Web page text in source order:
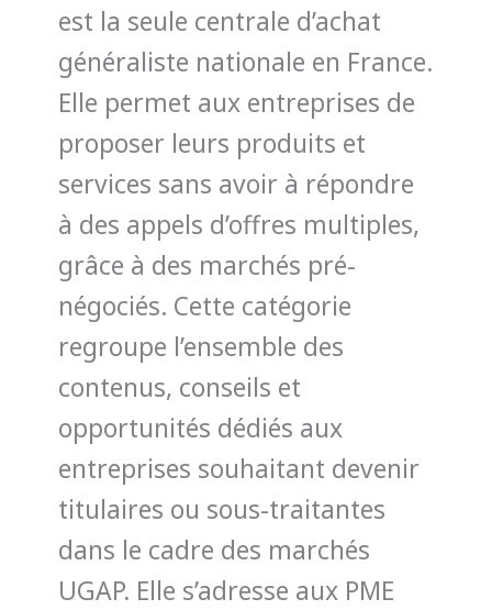
est la seule centrale d’achat
généraliste nationale en France.
Elle permet aux entreprises de
proposer leurs produits et
services sans avoir à répondre
à des appels d’offres multiples,
grâce à des marchés pré-
négociés. Cette catégorie
regroupe l’ensemble des
contenus, conseils et
opportunités dédiés aux
entreprises souhaitant devenir
titulaires ou sous-traitantes
dans le cadre des marchés
UGAP. Elle s’adresse aux PME